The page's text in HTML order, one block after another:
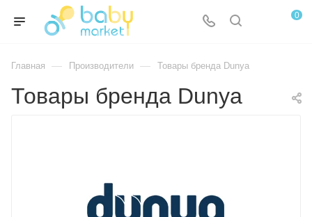
0
Главная — Производители — Товары бренда Dunya
Товары бренда Dunya